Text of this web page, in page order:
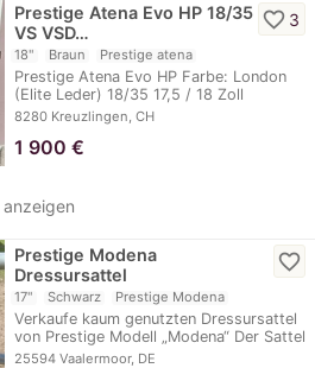
Prestige Atena Evo HP 18/35
VS VSD…
18" Braun Prestige atena
Prestige Atena Evo HP Farbe: London
(Elite Leder) 18/35 17,5 / 18 Zoll
Kammerweite…
8280 Kreuzlingen, CH
favorite_border 3
1 900 €
anzeigen
Prestige Modena
Dressursattel
17" Schwarz Prestige Modena
Verkaufe kaum genutzten Dressursattel
von Prestige Modell „Modena“ Der Sattel
ist…
25594 Vaalermoor, DE
favorite_border